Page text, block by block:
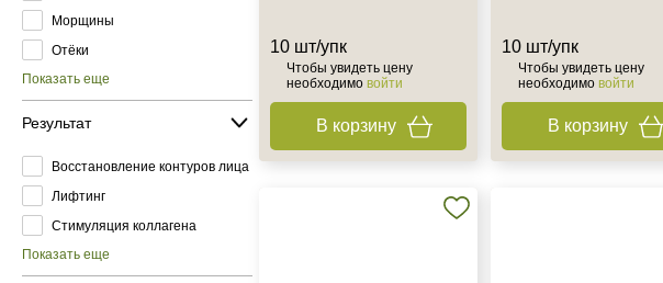
Морщины
Отёки
Показать еще
Результат
Восстановление контуров лица
Лифтинг
Стимуляция коллагена
Показать еще
10 шт/упк
Чтобы увидеть цену
необходимо войти
В корзину
10 шт/упк
Чтобы увидеть цену
необходимо войти
В корзину